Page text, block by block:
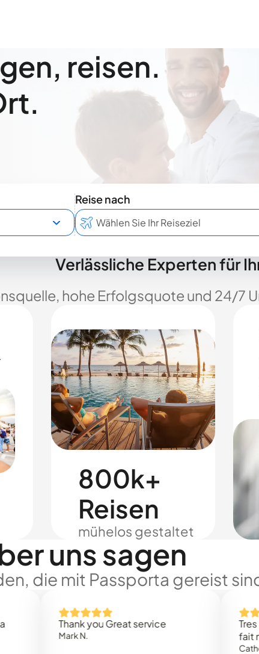
reisen.
Reise nach
Verlässliche Experten für
hohe Erfolgsquote und 24/7
800k+
Reisen
mühelos gestaltet
uns sagen
die mit Passporta gereist
Thank you Great service
Tres
fait merci
Catherine W.